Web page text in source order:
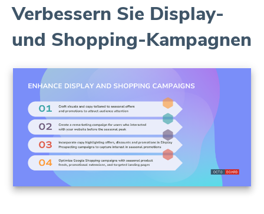
Verbessern Sie Display-
und Shopping-Kampagnen